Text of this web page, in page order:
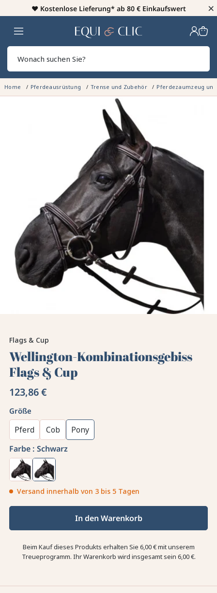
♥️ Kostenlose Lieferung* ab 80 € Einkaufswert ×
Heim
Home Pferdeausrüstung Trense und Zubehör Pferdezaumzeug
Flags & Cup
Wellington-Kombinationsgebiss
Flags & Cup
123,86 €
Größe
Pferd Cob
Pony
Farbe : Schwarz
Versand innerhalb von 3 bis 5 Tagen
In den Warenkorb
Beim Kauf dieses Produkts erhalten Sie 6,00 €mit unserem
Treueprogramm. Ihr Warenkorb wird insgesamt sein 6,00 €.